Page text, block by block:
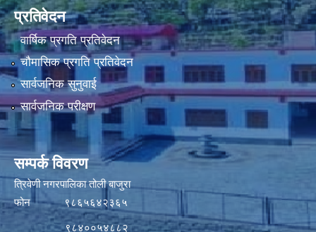
प्रतिवेदन
वार्षिक प्रगति प्रतिवेदन
चौमासिक प्रगति प्रतिवेदन
सार्वजनिक सुनुवाई
सार्वजनिक परीक्षण
सम्पर्क विवरण
त्रिवेणी नगरपालिका तोली बाजुरा
फोन ९८६५६४२३६५
९८४००५४८८२